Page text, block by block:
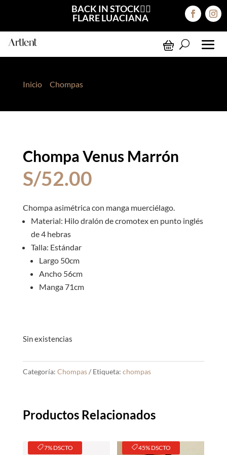
BACK IN STOCK❤️‍🔥
FLARE LUACIANA
Inicio> Chompas> Chompa Venus Marrón
Chompa Venus Marrón
S/52.00
Chompa asimétrica con manga muerciélago.
Material: Hilo dralón de cromotex en punto inglés
de 4 hebras
Talla: Estándar
Largo 50cm
Ancho 56cm
Manga 71cm
Sin existencias
Categoría: Chompas Etiqueta: chompas
Productos Relacionados
7% DSCTO 45% DSCTO